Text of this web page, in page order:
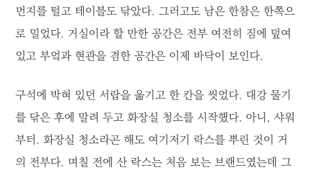
먼지를 털고 테이블도 닦았다. 그러고도 남은 한참은 한쪽으
로 밀었다. 거실이라 할 만한 공간은 전부 여전히 짐에 덮여
있고 부엌과 현관을 겸한 공간은 이제 바닥이 보인다.
구석에 박혀 있던 서랍을 옮기고 한 칸을 씻었다. 대강 물기
를 닦은 후에 말려 두고 화장실 청소를 시작했다. 아니, 샤워
부터. 화장실 청소라곤 해도 여기저기 락스를 뿌린 것이 거
의 전부다. 며칠 전에 산 락스는 처음 보는 브랜드였는데 그